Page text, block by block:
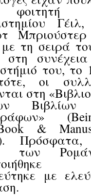
τη σειρά
στη
του, το
οι
στη
Βιβλίων
&
Πρόσφατα,
των
με